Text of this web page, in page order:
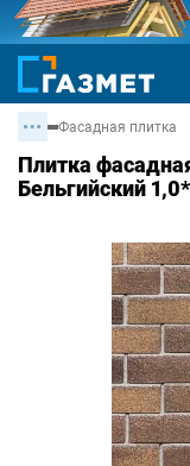
Фасадная плитка
Плитка
Бельгийский